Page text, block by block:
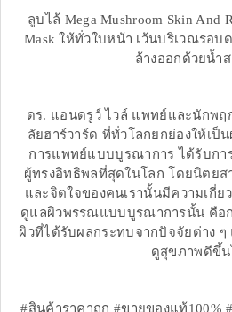
ลูบไล้ Mega Mushroom Skin And
Mask ให้ทั่วใบหน้า เว้นบริเวณรอบ
ล้างออกด้วยน้ำ
ดร. แอนดรูว์ ไวล์ แพทย์และนักพฤ
ลัยฮาร์วาร์ด ที่ทั่วโลกยกย่องให้เป็
การแพทย์แบบบูรณาการ ได้รับกา
ผู้ทรงอิทธิพลที่สุดในโลก โดยนิตยส
และจิตใจของคนเรานั้นมีความเกี่ย
ดูแลผิวพรรณแบบบูรณาการนั้น คือ
ผิวที่ได้รับผลกระทบจากปัจจัยต่าง
ดูสุขภาพดีขึ้น
#สินค้าราคาถูก #ขายของแท้100%